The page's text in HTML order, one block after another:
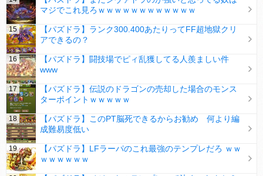
マジでこれ見ろｗｗｗｗｗｗｗｗｗｗｗｗ
【パズドラ】ランク300.400あたりってFF超地獄クリ
アできるの？
【パズドラ】闘技場でピィ乱獲してる人羨ましい件
www
【パズドラ】伝説のドラゴンの売却した場合のモンス
ターポイントｗｗｗｗｗ
【パズドラ】このPT脳死できるからお勧め 何より編
成難易度低い
【パズドラ】LFラーパのこれ最強のテンプレだろ ｗｗ
ｗｗｗｗｗｗ